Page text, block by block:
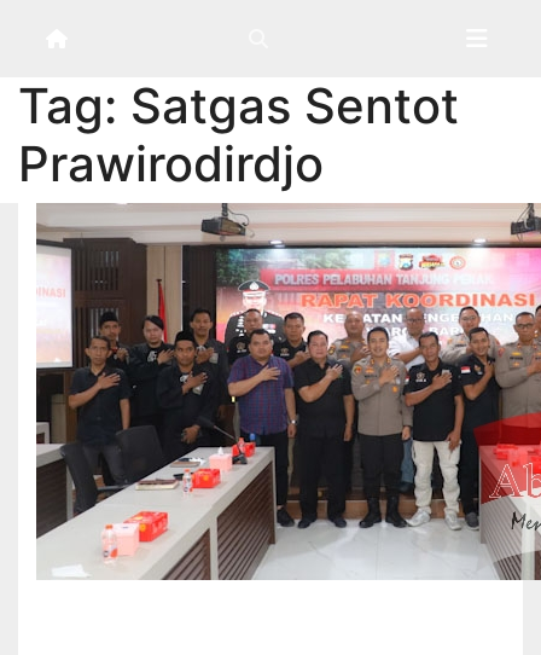
Tag: Satgas Sentot
Prawirodirdjo